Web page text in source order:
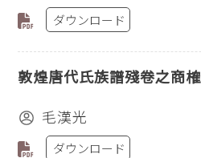
ダウンロード
敦煌唐代氏族譜殘卷之商榷
毛漢光
ダウンロード